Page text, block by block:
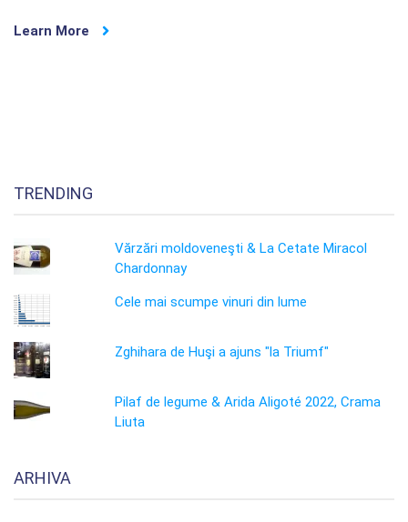
Learn More
TRENDING
Vărzări moldoveneşti & La Cetate Miracol
Chardonnay
Cele mai scumpe vinuri din lume
Zghihara de Huşi a ajuns "la Triumf"
Pilaf de legume & Arida Aligoté 2022, Crama
Liuta
ARHIVA